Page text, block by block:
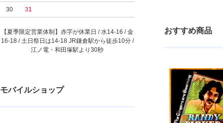
30 31
【夏季限定営業体制】赤字が休業日 / 水14-16 / 金
16-18 / 土日祭日は14-18 JR鎌倉駅から徒歩10分 /
江ノ電・和田塚駅より30秒
モバイルショップ
おすすめ商品